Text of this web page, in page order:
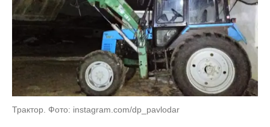
Трактор. Фото: instagram.com/dp_pavlodar